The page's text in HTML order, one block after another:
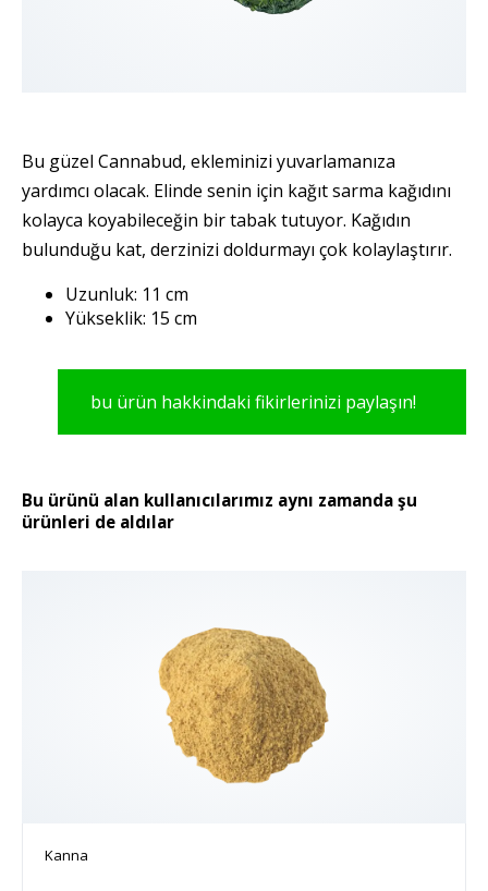
Bu güzel Cannabud, ekleminizi yuvarlamanıza
yardımcı olacak. Elinde senin için kağıt sarma kağıdını
kolayca koyabileceğin bir tabak tutuyor. Kağıdın
bulunduğu kat, derzinizi doldurmayı çok kolaylaştırır.
Uzunluk: 11 cm
Yükseklik: 15 cm
bu ürün hakkindaki fikirlerinizi paylaşın!
Bu ürünü alan kullanıcılarımız aynı zamanda şu
ürünleri de aldılar
Kanna